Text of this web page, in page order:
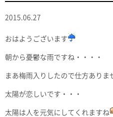
2015.06.27
おはようございます
朝から憂鬱な雨ですね・・・・
まあ梅雨入りしたので仕方ありま
太陽が恋しいです・・・
太陽は人を元気にしてくれますね